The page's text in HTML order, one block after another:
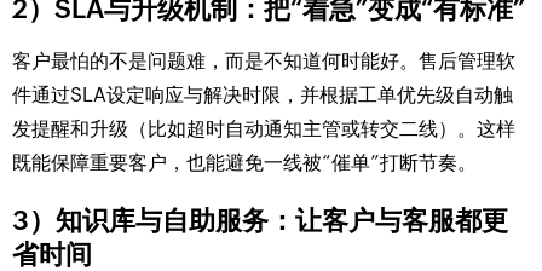
2）SLA与升级机制：把“着急”变成“有标准”
客户最怕的不是问题难，而是不知道何时能好。售后管理软
件通过SLA设定响应与解决时限，并根据工单优先级自动触
发提醒和升级（比如超时自动通知主管或转交二线）。这样
既能保障重要客户，也能避免一线被“催单”打断节奏。
3）知识库与自助服务：让客户与客服都更
省时间